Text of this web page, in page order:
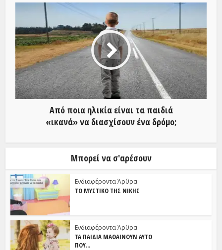
Από ποια ηλικία είναι τα παιδιά
«ικανά» να διασχίσουν ένα δρόμο;
Μπορεί να σ'αρέσουν
Ενδιαφέροντα Άρθρα
ΤΟ ΜΥΣΤΙΚΌ ΤΗΣ ΝΊΚΗΣ
Ενδιαφέροντα Άρθρα
ΤΑ ΠΑΙΔΙΆ ΜΑΘΑΊΝΟΥΝ ΑΥΤΌ
ΠΟΥ...